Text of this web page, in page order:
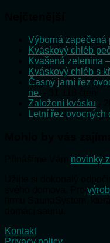
Výborná zapečená
Kváskový chléb
Kvašená zelenina
Kváskový chléb s
Časný jarní řez
ne.
Založení kvásku
Letní řez ovocných
novinky
Kontakt